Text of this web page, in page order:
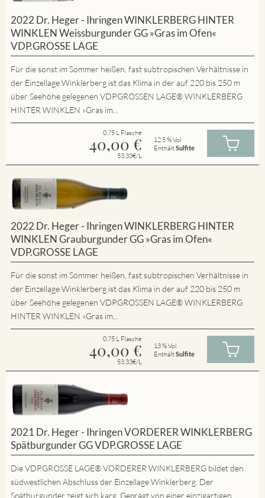
2022 Dr. Heger - Ihringen WINKLERBERG HINTER
WINKLEN Weissburgunder GG »Gras im Ofen«
VDP.GROSSE LAGE
Für die sonst im Sommer heißen, fast subtropischen Verhältnisse in
der Einzellage Winklerberg ist das Klima in der auf 220 bis 250 m
über Seehöhe gelegenen VDP.GROSSEN LAGE® WINKLERBERG
HINTER WINKLEN »Gras im...
0.75 L Flasche
40,00 €
53.33€/L
12.5 % Vol
EnthältSulfite
2022 Dr. Heger - Ihringen WINKLERBERG HINTER
WINKLEN Grauburgunder GG »Gras im Ofen«
VDP.GROSSE LAGE
Für die sonst im Sommer heißen, fast subtropischen Verhältnisse in
der Einzellage Winklerberg ist das Klima in der auf 220 bis 250 m
über Seehöhe gelegenen VDP.GROSSEN LAGE® WINKLERBERG
HINTER WINKLEN »Gras im...
0.75 L Flasche
40,00 €
53.33€/L
13 % Vol
EnthältSulfite
2021 Dr. Heger - Ihringen VORDERER WINKLERBERG
Spätburgunder GG VDP.GROSSE LAGE
Die VDP.GROSSE LAGE® VORDERER WINKLERBERG bildet den
südwestlichen Abschluss der Einzellage Winklerberg. Der
Spätburgunder zeigt sich karg. Geprägt von einer einzigartigen